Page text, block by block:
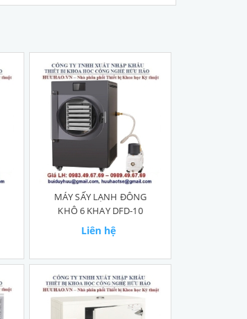
MÁY SẤY LẠNH ĐÔNG
KHÔ 6 KHAY DFD-10
Liên hệ